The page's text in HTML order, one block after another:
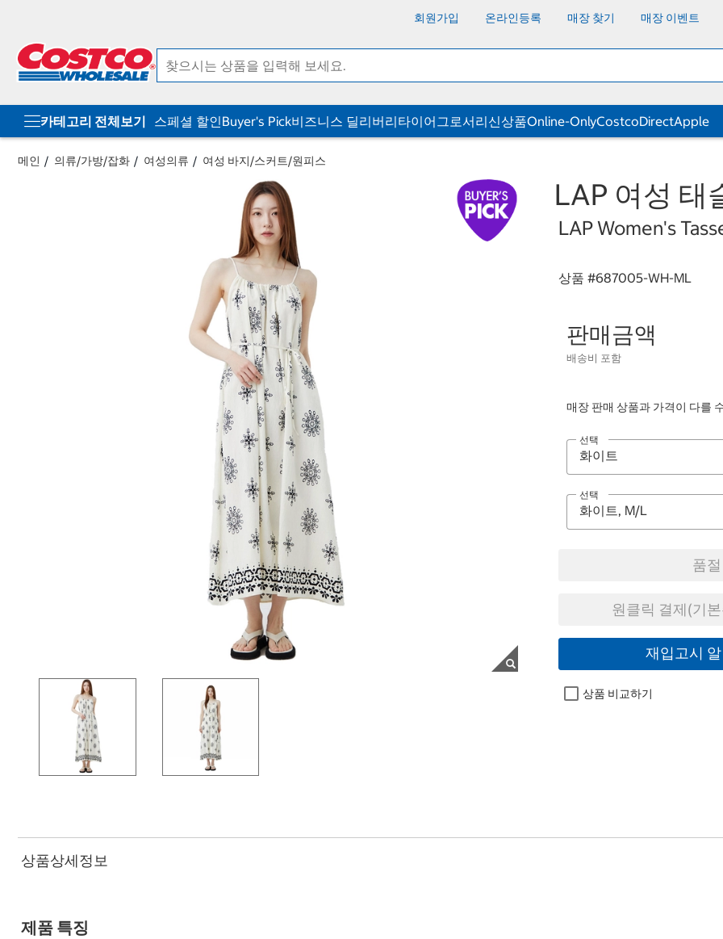
회원가입 온라인등록 매장 찾기 매장 이벤트
카테고리 전체보기 스페셜 할인Buyer's Pick비즈니스 딜리버리타이어그로서리신상품Online-OnlyCostcoDirectApple
메인 의류/가방/잡화 여성의류 여성 바지/스커트/원피스
LAP 여성 태
LAP Women's
상품 #687005-WH-ML
판매금액
배송비 포함
매장 판매 상품과 가격이 다를
선택
선택
품절
원클릭 결제(기
재입고시
상품 비교하기
상품상세정보
제품 특징